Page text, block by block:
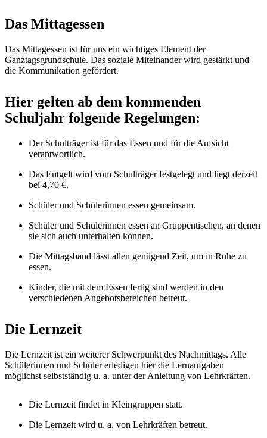
Das Mittagessen
Das Mittagessen ist für uns ein wichtiges Element der
Ganztagsgrundschule. Das soziale Miteinander wird gestärkt und
die Kommunikation gefördert.
Hier gelten ab dem kommenden
Schuljahr folgende Regelungen:
Der Schulträger ist für das Essen und für die Aufsicht
verantwortlich.
Das Entgelt wird vom Schulträger festgelegt und liegt derzeit
bei 4,70 €.
Schüler und Schülerinnen essen gemeinsam.
Schüler und Schülerinnen essen an Gruppentischen, an denen
sie sich auch unterhalten können.
Die Mittagsband lässt allen genügend Zeit, um in Ruhe zu
essen.
Kinder, die mit dem Essen fertig sind werden in den
verschiedenen Angebotsbereichen betreut.
Die Lernzeit
Die Lernzeit ist ein weiterer Schwerpunkt des Nachmittags. Alle
Schülerinnen und Schüler erledigen hier die Lernaufgaben
möglichst selbstständig u. a. unter der Anleitung von Lehrkräften.
Die Lernzeit findet in Kleingruppen statt.
Die Lernzeit wird u. a. von Lehrkräften betreut.